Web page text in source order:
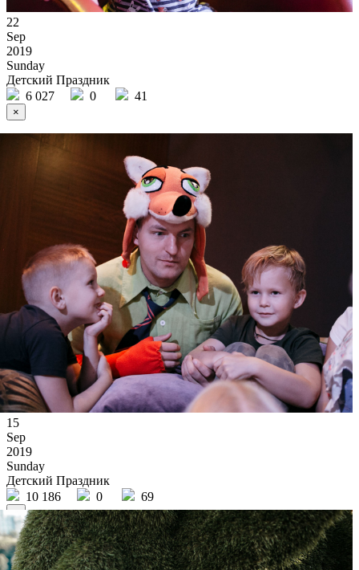
22
Sep
2019
Sunday
Детский Праздник
6 027
0 41
×
Ссылка на отбор фото
15
Sep
2019
Sunday
Детский Праздник
10 186
0 69
Ссылка на отбор фото